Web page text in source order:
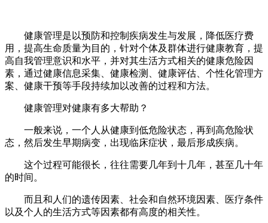
健康管理是以预防和控制疾病发生与发展，降低医疗费
用，提高生命质量为目的，针对个体及群体进行健康教育，提
高自我管理意识和水平，并对其生活方式相关的健康危险因
素，通过健康信息采集、健康检测、健康评估、个性化管理方
案、健康干预等手段持续加以改善的过程和方法。
健康管理对健康有多大帮助？
一般来说，一个人从健康到低危险状态，再到高危险状
态，然后发生早期病变，出现临床症状，最后形成疾病。
这个过程可能很长，往往需要几年到十几年，甚至几十年
的时间。
而且和人们的遗传因素、社会和自然环境因素、医疗条件
以及个人的生活方式等因素都有高度的相关性。